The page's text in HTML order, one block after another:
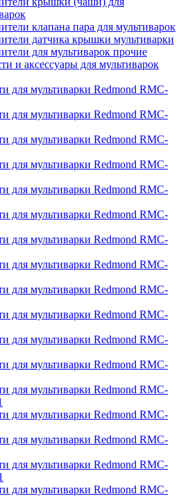
клапана пара для мультиварок
датчика крышки мультиварки
для мультиварок прочие
и аксессуары для мультиварок
для мультиварки Redmond RMC-
для мультиварки Redmond RMC-
для мультиварки Redmond RMC-
для мультиварки Redmond RMC-
для мультиварки Redmond RMC-
для мультиварки Redmond RMC-
для мультиварки Redmond RMC-
для мультиварки Redmond RMC-
для мультиварки Redmond RMC-
для мультиварки Redmond RMC-
для мультиварки Redmond RMC-
для мультиварки Redmond RMC-
для мультиварки Redmond RMC-
для мультиварки Redmond RMC-
для мультиварки Redmond RMC-
для мультиварки Redmond RMC-
для мультиварки Redmond RMC-